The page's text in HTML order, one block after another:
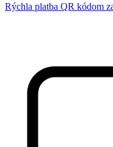
Rýchla platba QR kódom